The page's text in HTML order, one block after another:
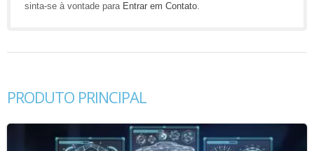
sinta-se à vontade para Entrar em Contato.
PRODUTO PRINCIPAL